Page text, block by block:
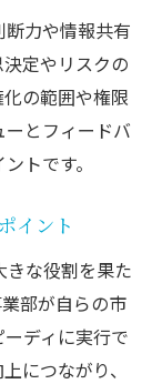
力や情報共有
定やリスクの
の範囲や権限
とフィードバ
トです。
イント
きな役割を果た
部が自らの市
ディに実行で
につながり、